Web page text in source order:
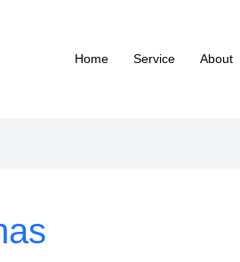
Home Service About